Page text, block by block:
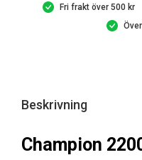
Fri frakt över 500 kr
Beskrivning
Champion